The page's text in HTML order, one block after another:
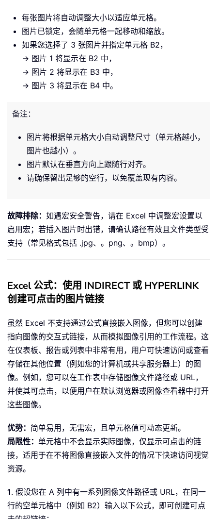
Set targetRange = Application
If
targetRange Is Nothing
    Application
ScreenUpdating
For i = 1 To
Set addedPic
. Width = targetRange.
.Placement
End With
    Application
. ScreenUpdating = True
    MsgBox
"Inserted " & UBound(
End Sub
每张图片将自动调整大小以适应单元格。
图片已锁定，会随单元格一起移动和缩放。
如果您选择了 3 张图片并指定单元格 B2，
→ 图片 1 将显示在 B2 中，
→ 图片 2 将显示在 B3 中，
→ 图片 3 将显示在 B4 中。
备注：
图片将根据单元格大小自动调整尺寸（单元格越小，
图片也越小）。
图片默认在垂直方向上跟随行对齐。
请确保留出足够的空行，以免覆盖现有内容。
故障排除： 如遇宏安全警告，请在 Excel 中调整宏设置以
启用宏；若插入图片时出错，请确认路径有效且文件类型受
支持（常见格式包括 .jpg、。png、。bmp）。
Excel 公式：使用 INDIRECT 或 HYPERLINK
创建可点击的图片链接
虽然 Excel 不支持通过公式直接嵌入图像，但您可以创建
指向图像的交互式链接，从而模拟图像引用的工作流程。这
在仪表板、报告或列表中非常有用，用户可快速访问或查看
存储在其他位置（例如您的计算机或共享服务器上）的图
像。例如，您可以在工作表中存储图像文件路径或 URL，
并使其可点击，以便用户在默认浏览器或图像查看器中打开
这些图像。
优势： 简单易用，无需宏，且单元格值可动态更新。
局限性： 单元格中不会显示实际图像，仅显示可点击的链
接，适用于在不将图像直接嵌入文件的情况下快速访问视觉
资源。
1. 假设您在 A 列中有一系列图像文件路径或 URL，在同一
行的空单元格中（例如 B2）输入以下公式，即可创建可点